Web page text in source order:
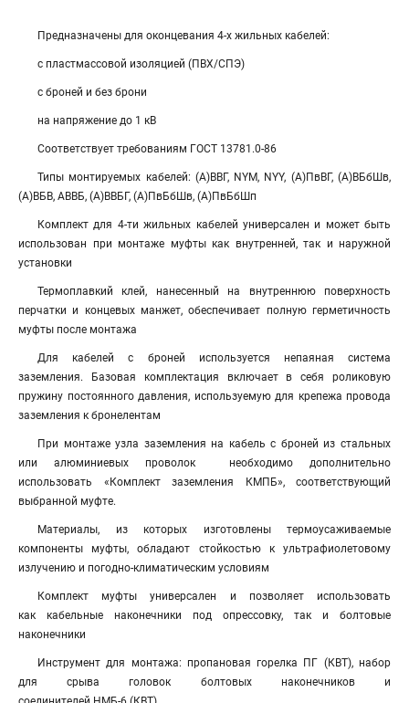
Предназначены для оконцевания 4-х жильных кабелей:
с пластмассовой изоляцией (ПВХ/СПЭ)
с броней и без брони
на напряжение до 1 кВ
Соответствует требованиям ГОСТ 13781.0-86
Типы монтируемых кабелей: (А)ВВГ, NYM, NYY, (А)ПвВГ, (А)ВБбШв,
(А)ВБВ, АВВБ, (А)ВВБГ, (А)ПвБбШв, (А)ПвБбШп
Комплект для 4-ти жильных кабелей универсален и может быть
использован при монтаже муфты как внутренней, так и наружной
установки
Термоплавкий клей, нанесенный на внутреннюю поверхность
перчатки и концевых манжет, обеспечивает полную герметичность
муфты после монтажа
Для кабелей с броней используется непаяная система
заземления. Базовая комплектация включает в себя роликовую
пружину постоянного давления, используемую для крепежа провода
заземления к бронелентам
При монтаже узла заземления на кабель с броней из стальных
или алюминиевых проволок необходимо дополнительно
использовать «Комплект заземления КМПБ», соответствующий
выбранной муфте.
Материалы, из которых изготовлены термоусаживаемые
компоненты муфты, обладают стойкостью к ультрафиолетовому
излучению и погодно-климатическим условиям
Комплект муфты универсален и позволяет использовать
как кабельные наконечники под опрессовку, так и болтовые
наконечники
Инструмент для монтажа: пропановая горелка ПГ (КВТ), набор
для срыва головок болтовых наконечников и